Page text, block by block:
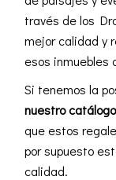
través de los
mejor calidad y
esos inmuebles
Si tenemos la
nuestro
que estos
por supuesto
calidad.